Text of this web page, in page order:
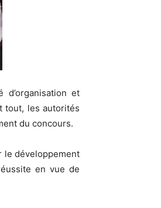
et
tout, les autorités
du concours.
le développement
en vue de